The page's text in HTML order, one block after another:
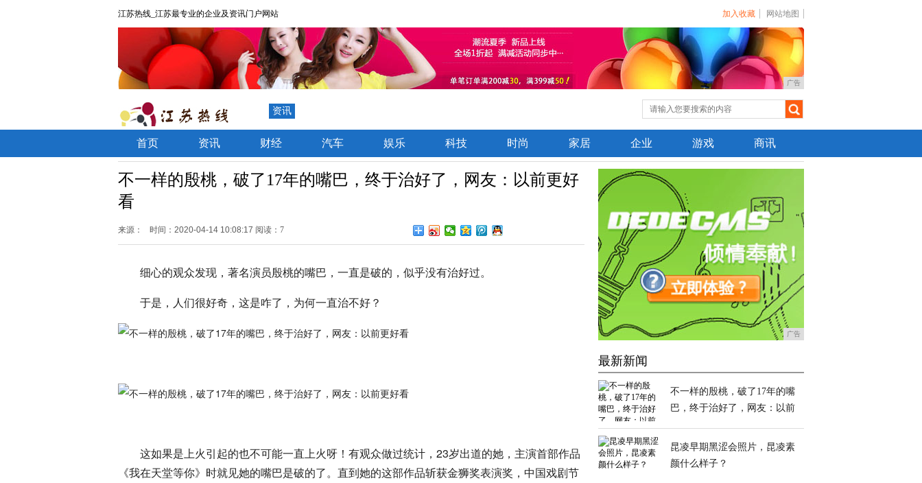
江苏热线_江苏最专业的企业及资讯门户网站 加入收藏 网站地图
广告
资讯
首页 资讯 财经 汽车 娱乐 科技 时尚 家居 企业 游戏 商讯
不一样的殷桃，破了17年的嘴巴，终于治好了，网友：以前更好
看
来源： 时间：2020-04-14 10:08:17 阅读：7
细心的观众发现，著名演员殷桃的嘴巴，一直是破的，似乎没有治好过。
于是，人们很好奇，这是咋了，为何一直治不好？
这如果是上火引起的也不可能一直上火呀！有观众做过统计，23岁出道的她，主演首部作品
《我在天堂等你》时就见她的嘴巴是破的了。直到她的这部作品斩获金狮奖表演奖，中国戏剧节
广告
最新新闻
不一样的殷桃，破了17年的嘴
巴，终于治好了，网友：以前
昆凌早期黑涩会照片，昆凌素
颜什么样子？